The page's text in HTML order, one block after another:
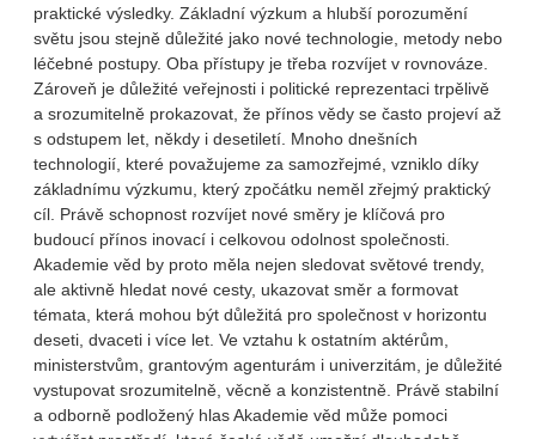
praktické výsledky. Základní výzkum a hlubší porozumění
světu jsou stejně důležité jako nové technologie, metody nebo
léčebné postupy. Oba přístupy je třeba rozvíjet v rovnováze.
Zároveň je důležité veřejnosti i politické reprezentaci trpělivě
a srozumitelně prokazovat, že přínos vědy se často projeví až
s odstupem let, někdy i desetiletí. Mnoho dnešních
technologií, které považujeme za samozřejmé, vzniklo díky
základnímu výzkumu, který zpočátku neměl zřejmý praktický
cíl. Právě schopnost rozvíjet nové směry je klíčová pro
budoucí přínos inovací i celkovou odolnost společnosti.
Akademie věd by proto měla nejen sledovat světové trendy,
ale aktivně hledat nové cesty, ukazovat směr a formovat
témata, která mohou být důležitá pro společnost v horizontu
deseti, dvaceti i více let. Ve vztahu k ostatním aktérům,
ministerstvům, grantovým agenturám i univerzitám, je důležité
vystupovat srozumitelně, věcně a konzistentně. Právě stabilní
a odborně podložený hlas Akademie věd může pomoci